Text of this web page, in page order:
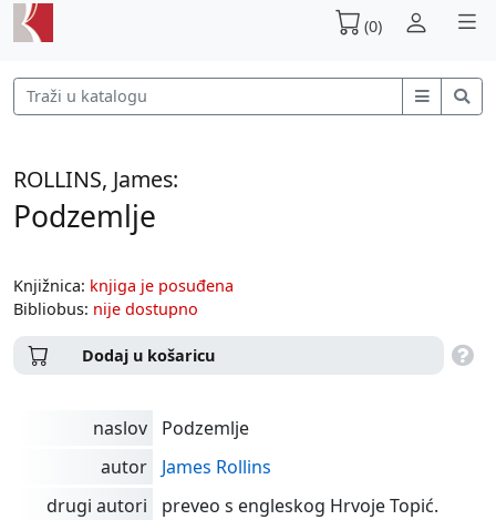
(0)
ROLLINS, James:
Podzemlje
Knjižnica: knjiga je posuđena
Bibliobus: nije dostupno
Dodaj u košaricu
naslov
Podzemlje
autor
James Rollins
drugi autori
preveo s engleskog Hrvoje Topić.